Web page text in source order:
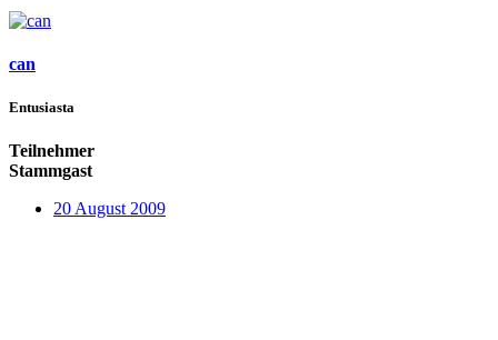
can
Entusiasta
Teilnehmer
Stammgast
20 August 2009